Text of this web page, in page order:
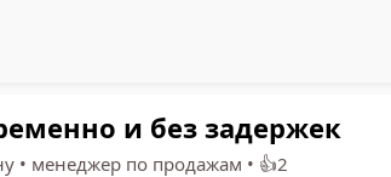
и без задержек
• менеджер по продажам • 👍2